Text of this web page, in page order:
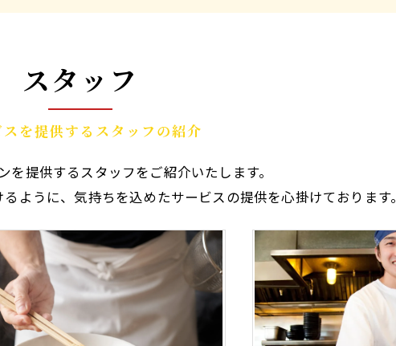
スタッフ
スを提供するスタッフの紹介
を提供するスタッフをご紹介いたします。
ように、気持ちを込めたサービスの提供を心掛けております。